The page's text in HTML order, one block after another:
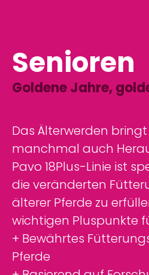
Senioren
Goldene Jahre,
Das Älterwerden
manchmal auch
Pavo 18Plus-Linie ist
die veränderten
älterer Pferde zu
wichtigen Pluspunkte
+ Bewährtes
Pferde